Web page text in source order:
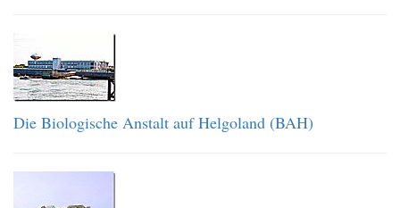
Die Biologische Anstalt auf Helgoland (BAH)